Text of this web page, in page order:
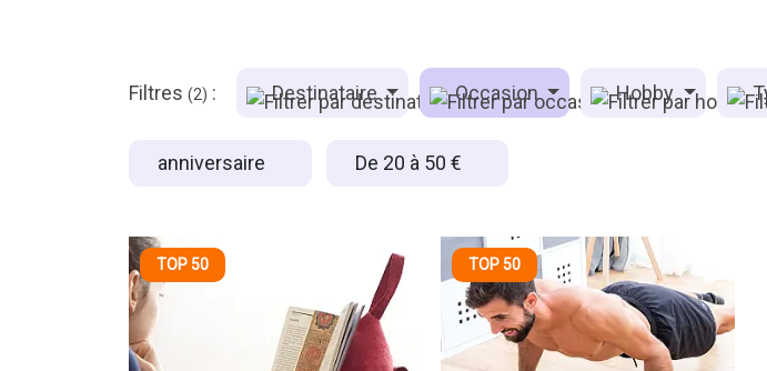
Filtres (2) : Destinataire Occasion Hobby
anniversaire De 20 à 50 €
TOP 50 TOP 50